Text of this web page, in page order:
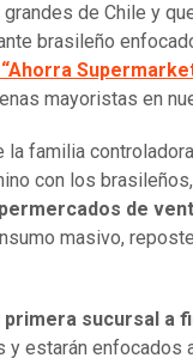
de Chile y
brasileño
mayoristas en
familia
con los brasileños,
de
masivo,
sucursal a
y estarán enfocados